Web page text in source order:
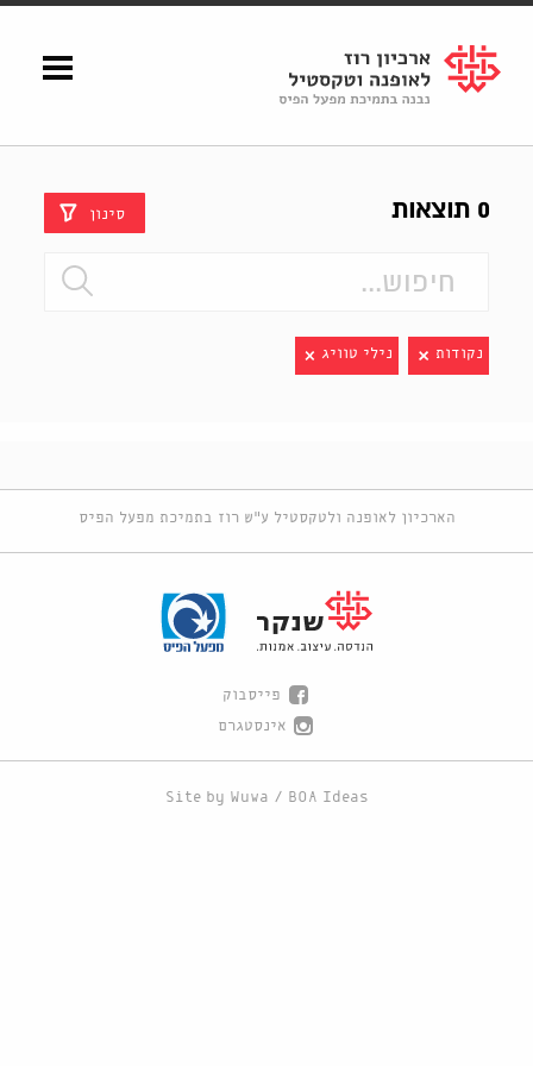
Shenkar
Logo
0 תוצאות סינון
נקודות נילי טוויג
הארכיון לאופנה ולטקסטיל ע"ש רוז בתמיכת מפעל הפיס
פייסבוק
אינסטגרם
Site by Wuwa / BOA Ideas